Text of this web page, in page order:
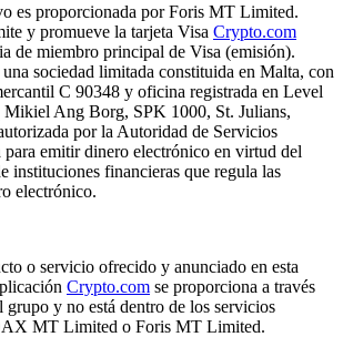
es proporcionada por Foris MT Limited.
y promueve la tarjeta Visa Crypto.com
de miembro principal de Visa (emisión).
sociedad limitada constituida en Malta, con
C 90348 y oficina registrada en Level
Mikiel Ang Borg, SPK 1000, St. Julians,
por la Autoridad de Servicios
emitir dinero electrónico en virtud del
instituciones financieras que regula las
electrónico.
o servicio ofrecido y anunciado en esta
Crypto.com se proporciona a través
grupo y no está dentro de los servicios
MT Limited o Foris MT Limited.